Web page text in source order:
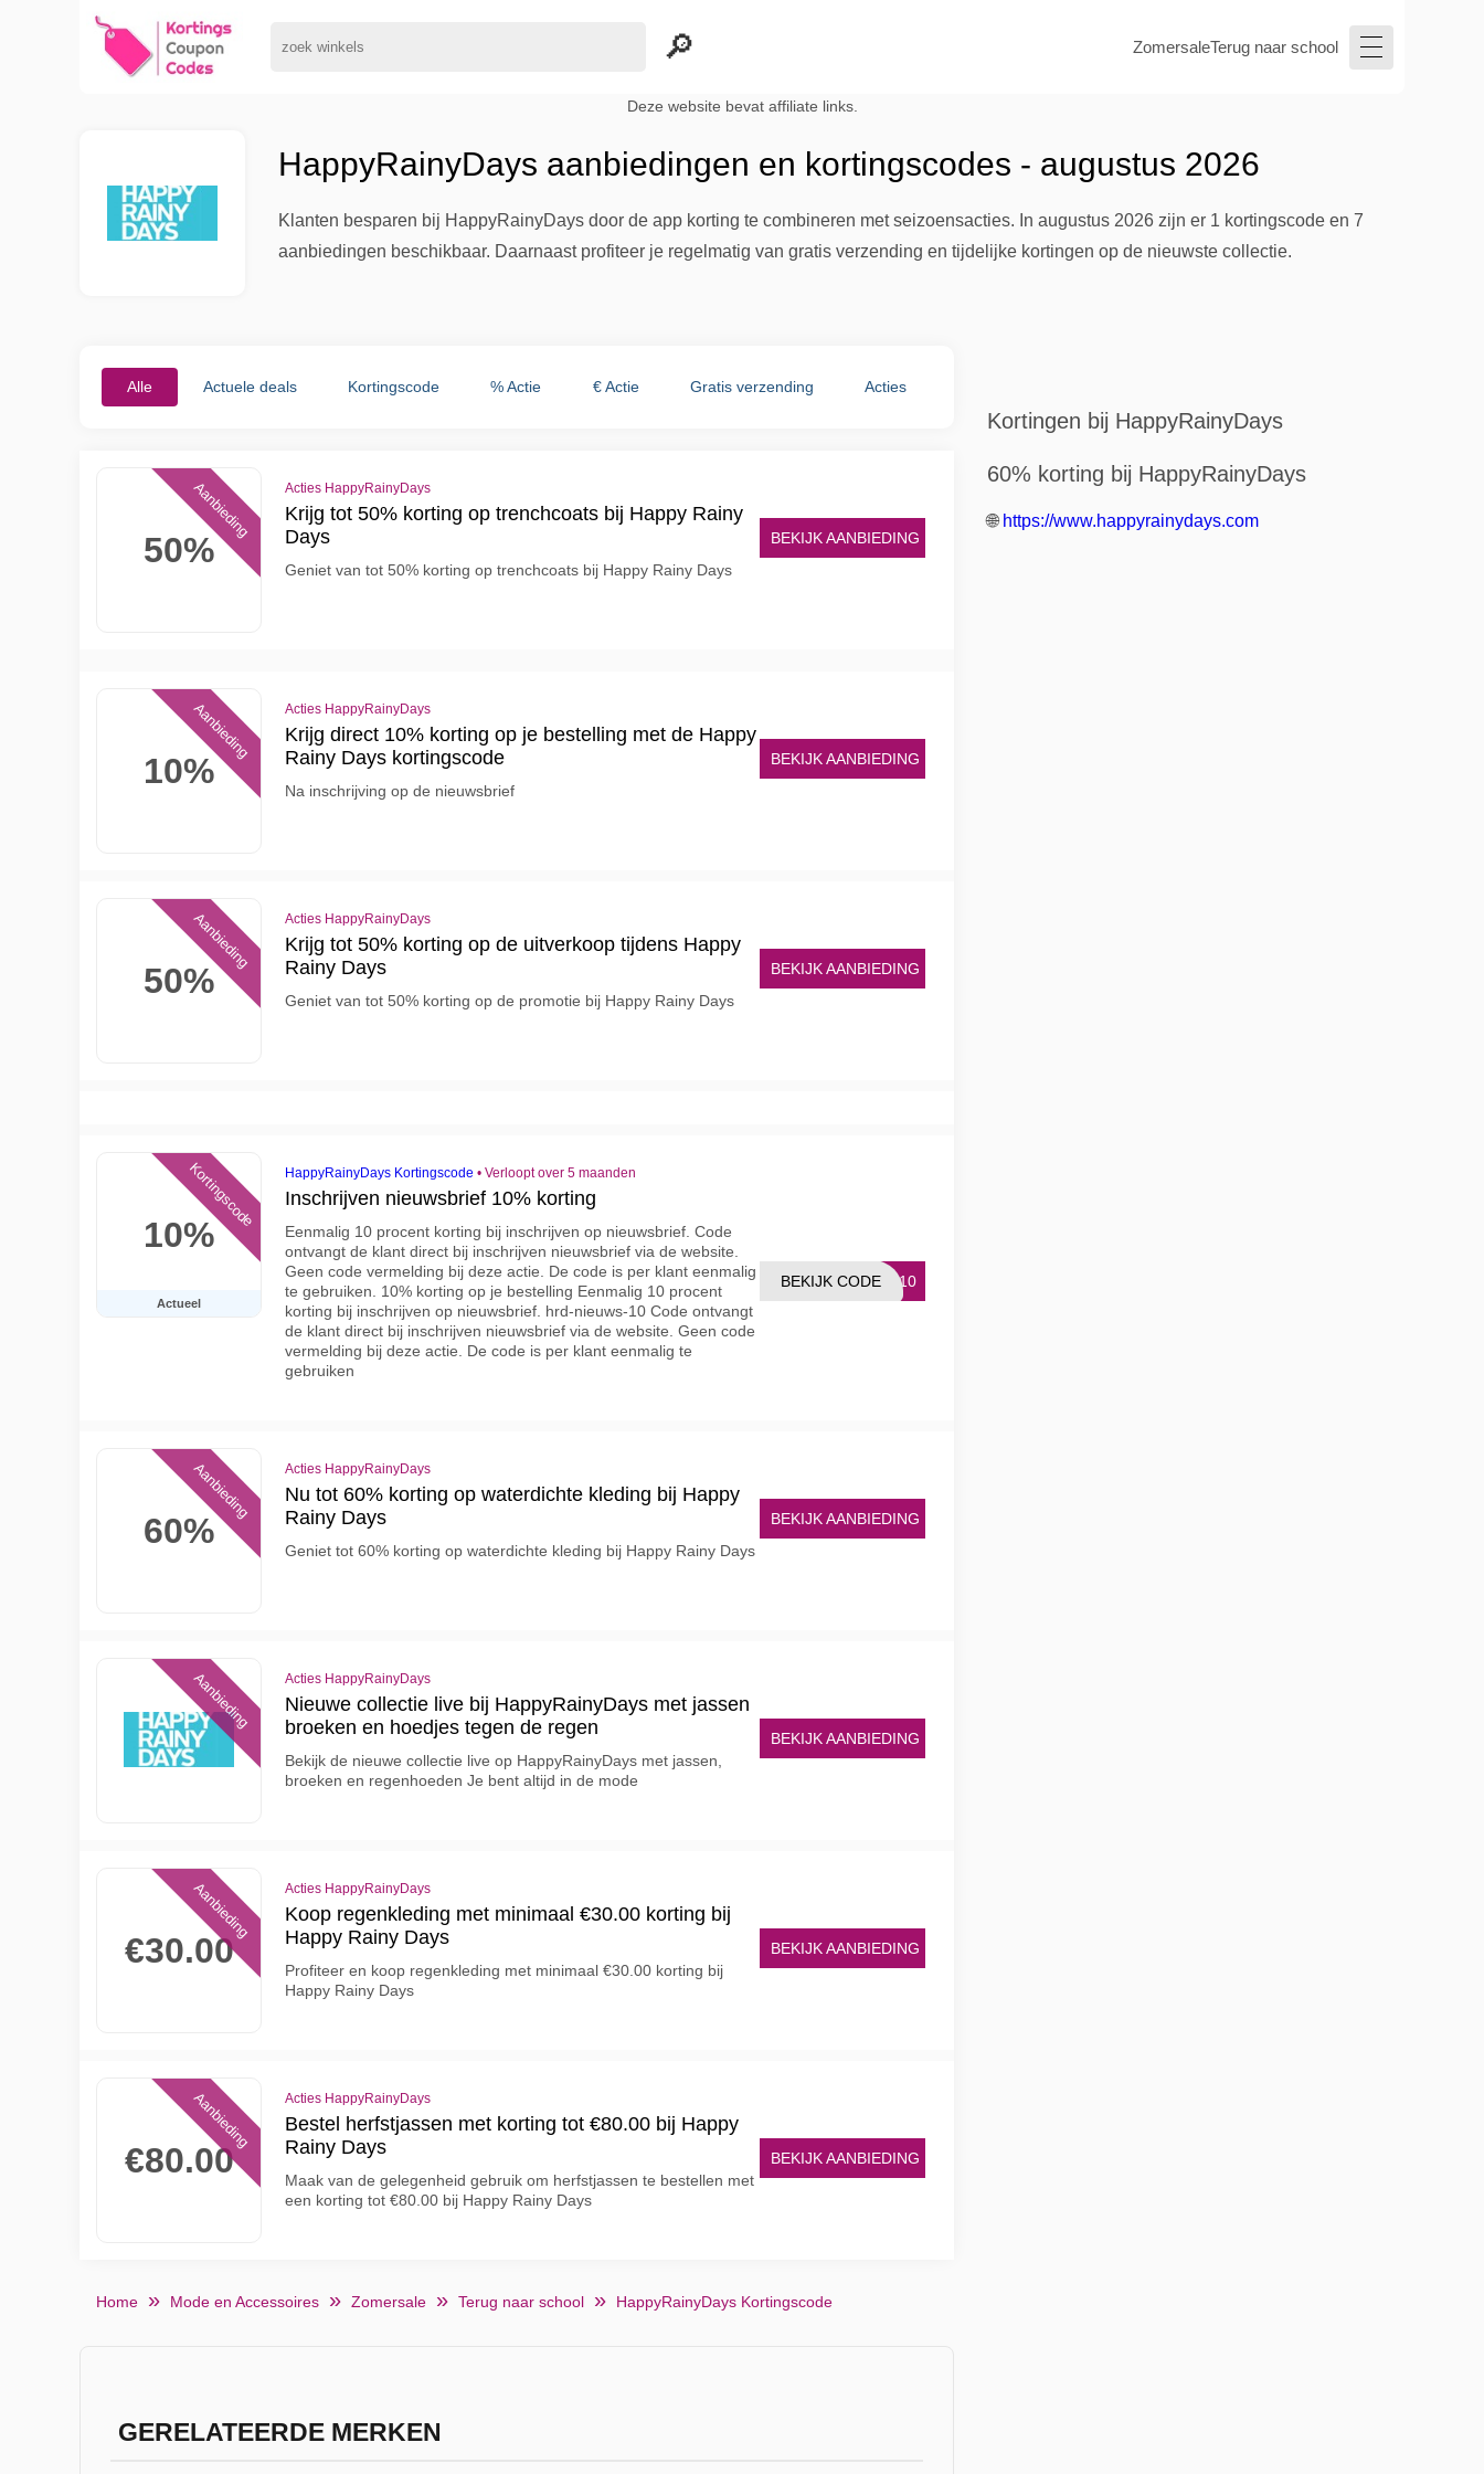
ZomersaleTerug naar school
Deze website bevat affiliate links.
HappyRainyDays aanbiedingen en kortingscodes - augustus 2026
Klanten besparen bij HappyRainyDays door de app korting te combineren met seizoensacties. In augustus 2026 zijn er 1 kortingscode en 7
aanbiedingen beschikbaar. Daarnaast profiteer je regelmatig van gratis verzending en tijdelijke kortingen op de nieuwste collectie.
Alle Actuele deals Kortingscode % Actie € Actie Gratis verzending Acties
50%
Aanbieding Acties HappyRainyDays
Krijg tot 50% korting op trenchcoats bij Happy Rainy
Days
Geniet van tot 50% korting op trenchcoats bij Happy Rainy Days
BEKIJK AANBIEDING
10%
Aanbieding Acties HappyRainyDays
Krijg direct 10% korting op je bestelling met de Happy
Rainy Days kortingscode
Na inschrijving op de nieuwsbrief
BEKIJK AANBIEDING
50%
Aanbieding Acties HappyRainyDays
Krijg tot 50% korting op de uitverkoop tijdens Happy
Rainy Days
Geniet van tot 50% korting op de promotie bij Happy Rainy Days
BEKIJK AANBIEDING
10%
Actueel
Kortingscode HappyRainyDays Kortingscode • Verloopt over 5 maanden
Inschrijven nieuwsbrief 10% korting
Eenmalig 10 procent korting bij inschrijven op nieuwsbrief. Code
ontvangt de klant direct bij inschrijven nieuwsbrief via de website.
Geen code vermelding bij deze actie. De code is per klant eenmalig
te gebruiken. 10% korting op je bestelling Eenmalig 10 procent
korting bij inschrijven op nieuwsbrief. hrd-nieuws-10 Code ontvangt
de klant direct bij inschrijven nieuwsbrief via de website. Geen code
vermelding bij deze actie. De code is per klant eenmalig te
gebruiken
S-10
BEKIJK CODE
60%
Aanbieding Acties HappyRainyDays
Nu tot 60% korting op waterdichte kleding bij Happy
Rainy Days
Geniet tot 60% korting op waterdichte kleding bij Happy Rainy Days
BEKIJK AANBIEDING
Aanbieding Acties HappyRainyDays
Nieuwe collectie live bij HappyRainyDays met jassen
broeken en hoedjes tegen de regen
Bekijk de nieuwe collectie live op HappyRainyDays met jassen,
broeken en regenhoeden Je bent altijd in de mode
BEKIJK AANBIEDING
€30.00
Aanbieding Acties HappyRainyDays
Koop regenkleding met minimaal €30.00 korting bij
Happy Rainy Days
Profiteer en koop regenkleding met minimaal €30.00 korting bij
Happy Rainy Days
BEKIJK AANBIEDING
€80.00
Aanbieding Acties HappyRainyDays
Bestel herfstjassen met korting tot €80.00 bij Happy
Rainy Days
Maak van de gelegenheid gebruik om herfstjassen te bestellen met
een korting tot €80.00 bij Happy Rainy Days
BEKIJK AANBIEDING
Home Mode en Accessoires Zomersale Terug naar school HappyRainyDays Kortingscode
GERELATEERDE MERKEN
Kortingen bij HappyRainyDays
60% korting bij HappyRainyDays
🌐 https://www.happyrainydays.com